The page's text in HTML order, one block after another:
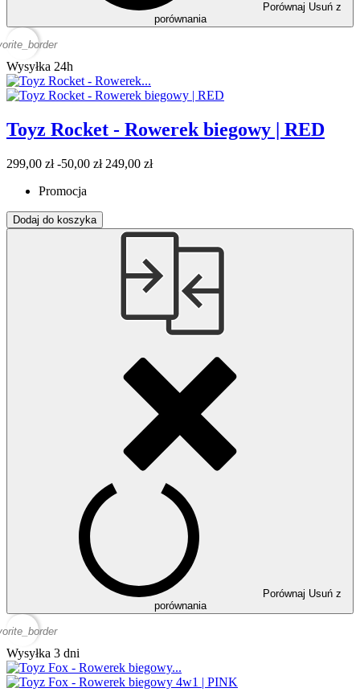
Porównaj Usuń z
porównania
Wysyłka 24h
Toyz Rocket - Rowerek biegowy | RED
299,00 zł -50,00 zł 249,00 zł
Promocja
Dodaj do koszyka
Porównaj Usuń z
porównania
Wysyłka 3 dni